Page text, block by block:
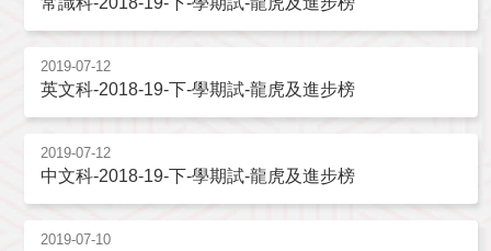
2019-07-12
英文科-2018-19-下-學期試-龍虎及進步榜
2019-07-12
中文科-2018-19-下-學期試-龍虎及進步榜
2019-07-10